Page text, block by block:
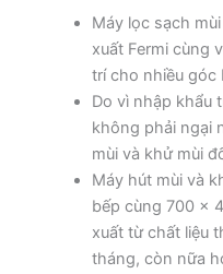
Máy lọc sạch
xuất Fermi cùng
trí cho nhiều góc
Do vì nhập khẩu
không phải ngại
mùi và khử mùi
Máy hút mùi và
bếp cùng 700 x
xuất từ chất liệu
tháng, còn nữa